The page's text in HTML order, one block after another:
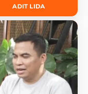
ADIT LIDA